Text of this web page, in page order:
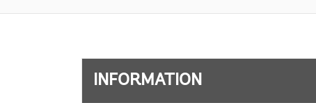
INFORMATION